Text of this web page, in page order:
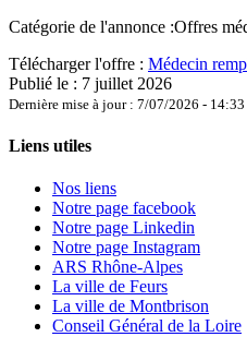
Catégorie de l'annonce :Offres
Télécharger l'offre : Médecin
Publié le : 7 juillet 2026
Dernière mise à jour : 7/07/2026 - 14:33
Liens utiles
Nos liens
Notre page facebook
Notre page Linkedin
Notre page Instagram
ARS Rhône-Alpes
La ville de Feurs
La ville de Montbrison
Conseil Général de la Loire